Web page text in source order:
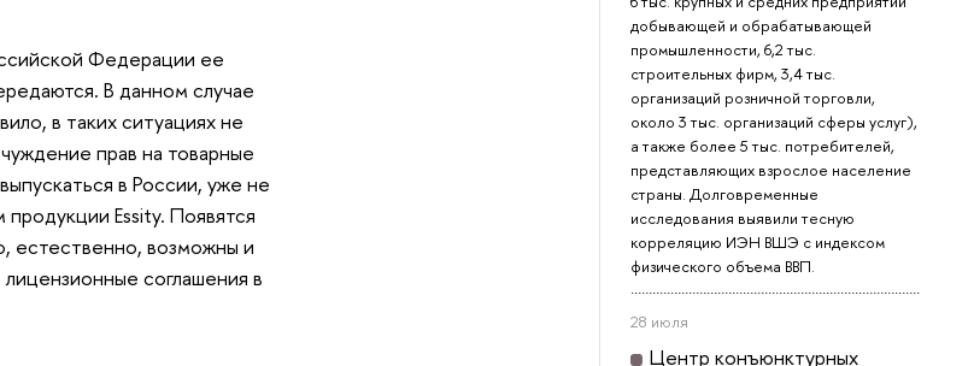
добывающей и обрабатывающей
промышленности, 6,2 тыс.
строительных фирм, 3,4 тыс.
организаций розничной торговли,
около 3 тыс. организаций сферы услуг),
а также более 5 тыс. потребителей,
представляющих взрослое население
страны. Долговременные
исследования выявили тесную
корреляцию ИЭН ВШЭ с индексом
физического объема ВВП.
28 июля
Центр конъюнктурных
Федерации ее
В данном случае
в таких ситуациях не
прав на товарные
в России, уже не
Essity. Появятся
естественно, возможны и
соглашения в